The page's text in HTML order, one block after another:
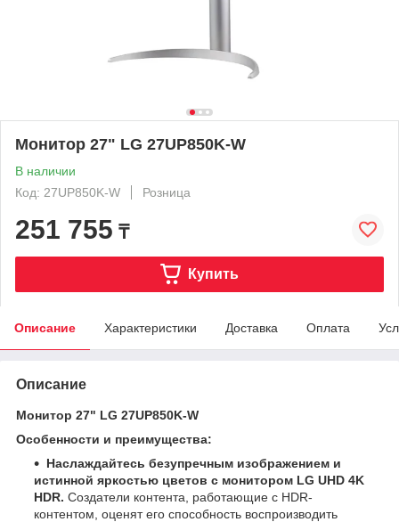
Монитор 27" LG 27UP850K-W
В наличии
Код: 27UP850K-W
Розница
251 755 ₸
Купить
Описание Характеристики Доставка Оплата
Описание
Монитор 27" LG 27UP850K-W
Особенности и преимущества:
Наслаждайтесь безупречным изображением и
истинной яркостью цветов с монитором LG UHD 4K
HDR. Создатели контента, работающие с HDR-
контентом, оценят его способность воспроизводить